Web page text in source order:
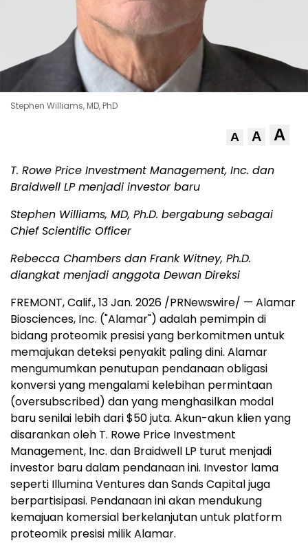
Stephen Williams, MD, PhD
A A A
T. Rowe Price Investment Management, Inc. dan
Braidwell LP menjadi investor baru
Stephen Williams, MD, Ph.D. bergabung sebagai
Chief Scientific Officer
Rebecca Chambers dan Frank Witney, Ph.D.
diangkat menjadi anggota Dewan Direksi
FREMONT, Calif.,13 Jan. 2026 /PRNewswire/ — Alamar
Biosciences, Inc. ("Alamar") adalah pemimpin di
bidang proteomik presisi yang berkomitmen untuk
memajukan deteksi penyakit paling dini. Alamar
mengumumkan penutupan pendanaan obligasi
konversi yang mengalami kelebihan permintaan
(oversubscribed) dan yang menghasilkan modal
baru senilai lebih dari $50 juta. Akun-akun klien yang
disarankan oleh T. Rowe Price Investment
Management, Inc. dan Braidwell LP turut menjadi
investor baru dalam pendanaan ini. Investor lama
seperti Illumina Ventures dan Sands Capital juga
berpartisipasi. Pendanaan ini akan mendukung
kemajuan komersial berkelanjutan untuk platform
proteomik presisi milik Alamar.